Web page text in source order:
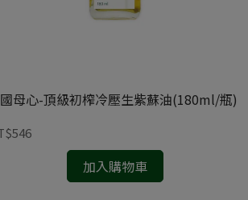
母心-頂級初榨冷壓生紫蘇油(180ml/瓶)
加入購物車